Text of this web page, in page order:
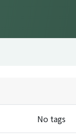
No tags